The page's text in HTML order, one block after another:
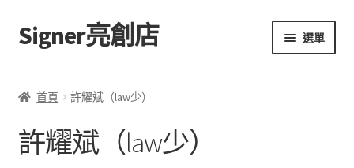
跳
至
覽
跳
至
要
容
Signer亮創店 選單
學校選書（小學）
首頁 許耀斌（law少）
許耀斌（law少）